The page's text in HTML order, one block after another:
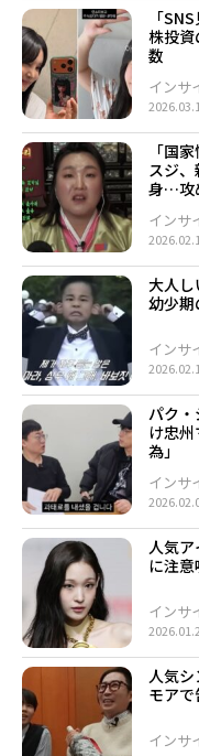
「
株投
数
インサ
「国
スジ
身…攻
インサ
大人
幼少
インサ
パク・
け忠
為」
インサ
人気
に注意
インサ
人気シ
モアで
インサ